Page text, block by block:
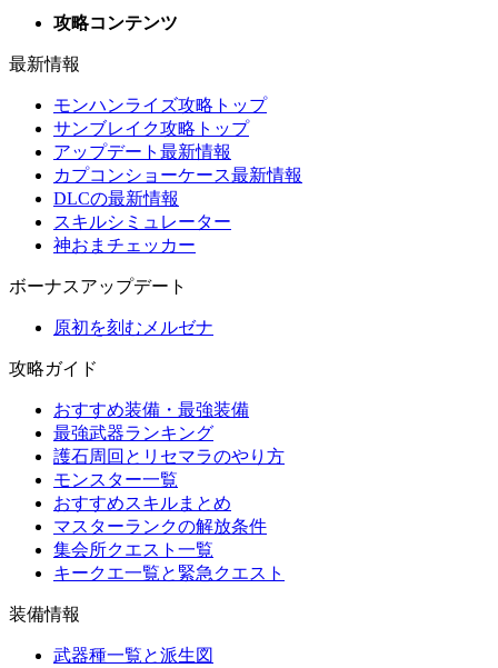
攻略コンテンツ
最新情報
モンハンライズ攻略トップ
サンブレイク攻略トップ
アップデート最新情報
カプコンショーケース最新情報
DLCの最新情報
スキルシミュレーター
神おまチェッカー
ボーナスアップデート
原初を刻むメルゼナ
攻略ガイド
おすすめ装備・最強装備
最強武器ランキング
護石周回とリセマラのやり方
モンスター一覧
おすすめスキルまとめ
マスターランクの解放条件
集会所クエスト一覧
キークエ一覧と緊急クエスト
装備情報
武器種一覧と派生図